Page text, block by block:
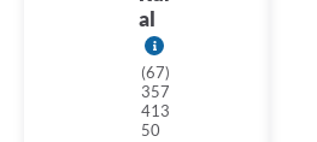
al
(67)
357
413
50